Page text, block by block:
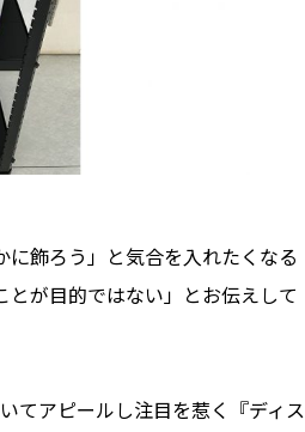
飾ろう」と気合を入れたくなる
が目的ではない」とお伝えして
てアピールし注目を惹く『ディス